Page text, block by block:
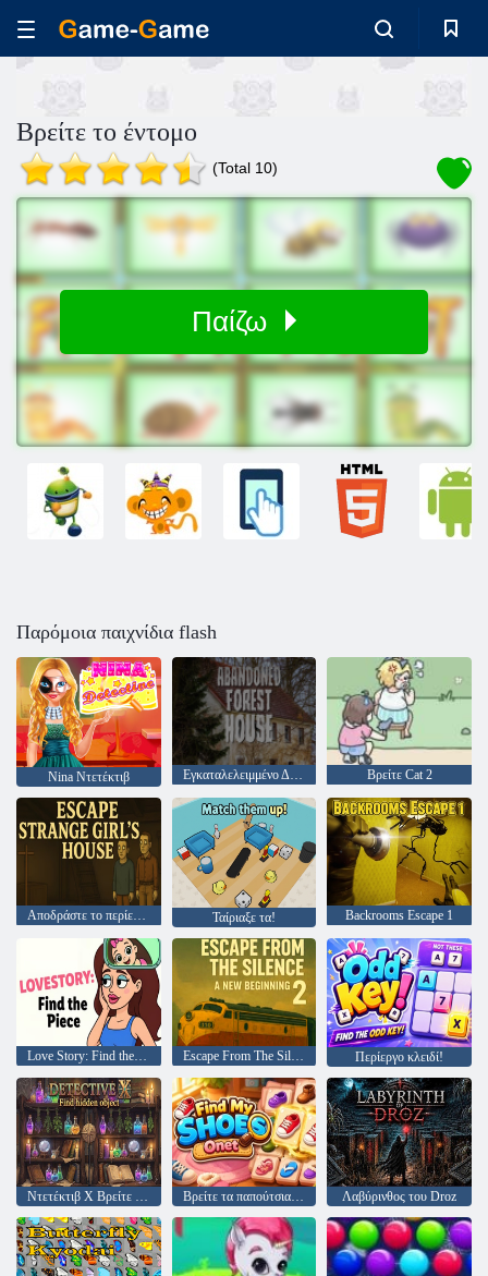
Βρείτε το έντομο
(Total 10)
Παίζω
Παρόμοια παιχνίδια flash
Nina Ντετέκτιβ Εγκαταλελειμμένο Δασικό Σώμα Βρείτε Cat 2
Αποδράστε το περίεργο σπίτι του κοριτσιού Ταίριαξε τα! Backrooms Escape 1
Love Story: Find the Piece Escape From The Silence 2 μια νέα αρχή Περίεργο κλειδί!
Ντετέκτιβ Χ Βρείτε κρυφό αντικείμενο Βρείτε τα παπούτσια μου Λαβύρινθος του Droz